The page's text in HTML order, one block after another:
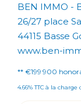
BEN IMMO -
26/27 place
44115 Basse
www.ben-
** €199 900
4.66% TTC à la